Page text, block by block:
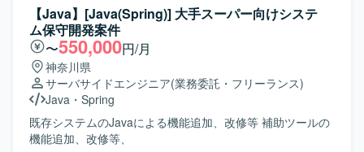
【Java】[Java(Spring)] 大手スーパー向けシステ
ム保守開発案件
〜550,000円/月
神奈川県
サーバサイドエンジニア(業務委託・フリーランス)
Java ・ Spring
既存システムのJavaによる機能追加、改修等 補助ツールの
機能追加、改修等、